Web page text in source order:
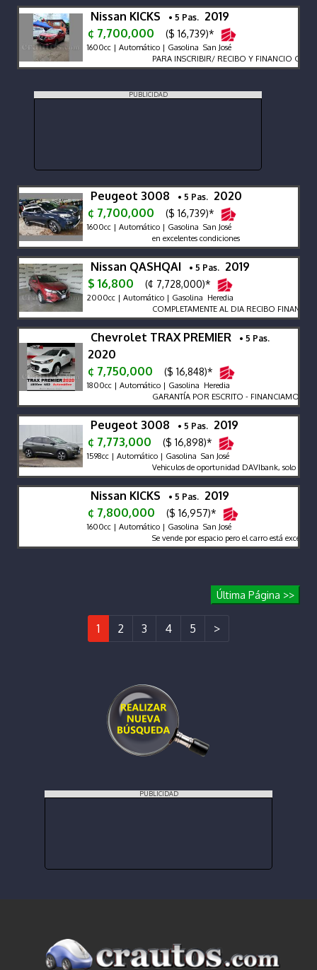
Nissan KICKS • 5 Pas. 2019
¢ 7,700,000
($ 16,739)*
1600cc | Automático | Gasolina San José
PARA INSCRIBIR/ RECIBO Y FINANCIO
PUBLICIDAD
Peugeot 3008 • 5 Pas. 2020
¢ 7,700,000
($ 16,739)*
1600cc | Automático | Gasolina San José
en excelentes condiciones
Nissan QASHQAI • 5 Pas. 2019
$ 16,800
(¢ 7,728,000)*
2000cc | Automático | Gasolina Heredia
COMPLETAMENTE AL DIA RECIBO FINANCIO
Chevrolet TRAX PREMIER • 5 Pas.
2020
¢ 7,750,000
($ 16,848)*
1800cc | Automático | Gasolina Heredia
GARANTÍA POR ESCRITO - FINANCIAMOS -
Peugeot 3008 • 5 Pas. 2019
¢ 7,773,000
($ 16,898)*
1598cc | Automático | Gasolina San José
Vehiculos de oportunidad DAVIbank, solo venta
Nissan KICKS • 5 Pas. 2019
¢ 7,800,000
($ 16,957)*
1600cc | Automático | Gasolina San José
Se vende por espacio pero el carro está excelente
Última Página >>
1 2 3 4 5 >
PUBLICIDAD